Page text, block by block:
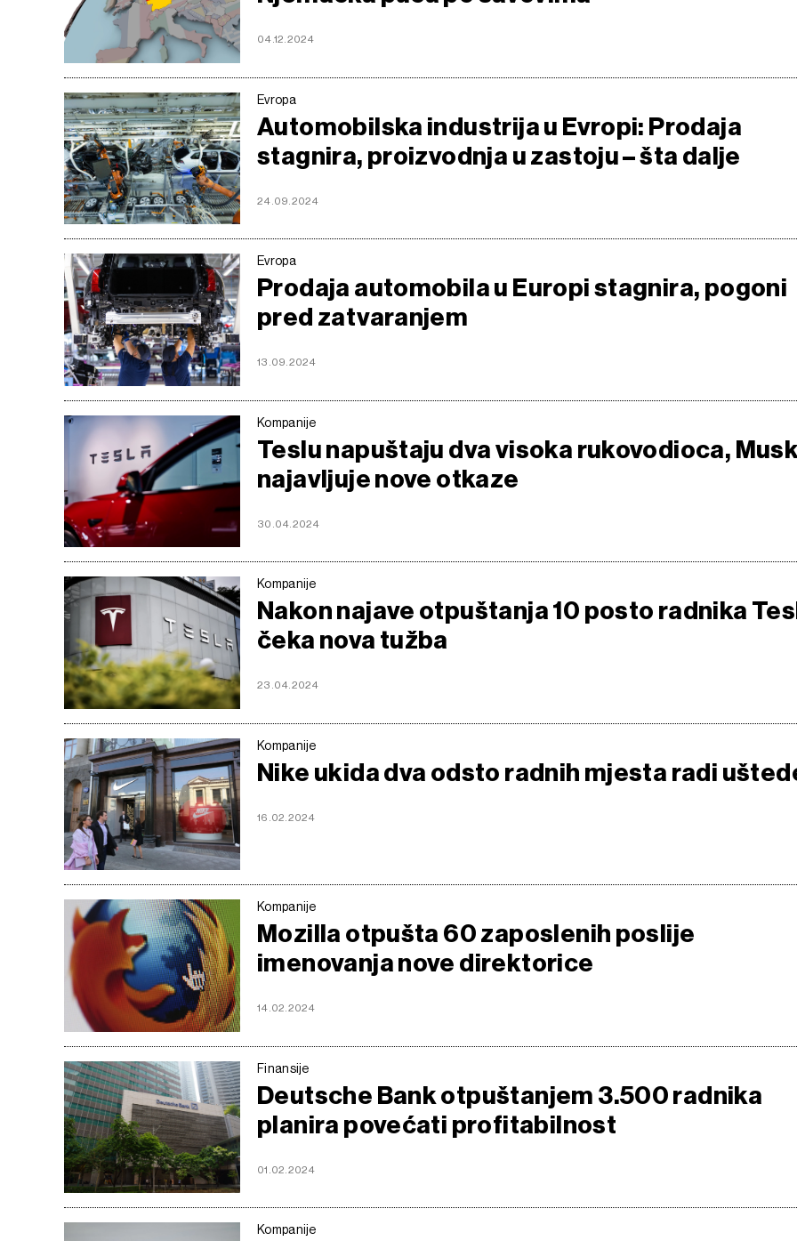
04.12.2024
Evropa
Automobilska industrija u Evropi: Prodaja
stagnira, proizvodnja u zastoju – šta dalje
24.09.2024
Evropa
Prodaja automobila u Europi stagnira, pogoni
pred zatvaranjem
13.09.2024
Kompanije
Teslu napuštaju dva visoka rukovodioca,
najavljuje nove otkaze
30.04.2024
Kompanije
Nakon najave otpuštanja 10 posto radnika
čeka nova tužba
23.04.2024
Kompanije
Nike ukida dva odsto radnih mjesta radi
16.02.2024
Kompanije
Mozilla otpušta 60 zaposlenih poslije
imenovanja nove direktorice
14.02.2024
Finansije
Deutsche Bank otpuštanjem 3.500 radnika
planira povećati profitabilnost
01.02.2024
Kompanije